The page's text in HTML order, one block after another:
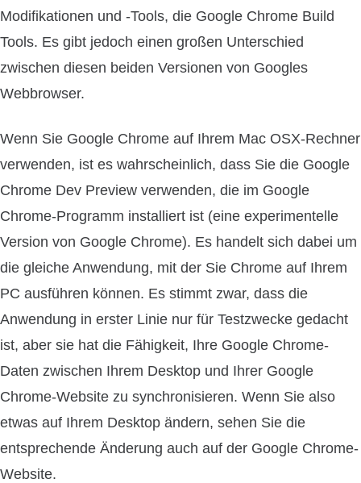
Modifikationen und -Tools, die Google Chrome Build
Tools. Es gibt jedoch einen großen Unterschied
zwischen diesen beiden Versionen von Googles
Webbrowser.
Wenn Sie Google Chrome auf Ihrem Mac OSX-Rechner
verwenden, ist es wahrscheinlich, dass Sie die Google
Chrome Dev Preview verwenden, die im Google
Chrome-Programm installiert ist (eine experimentelle
Version von Google Chrome). Es handelt sich dabei um
die gleiche Anwendung, mit der Sie Chrome auf Ihrem
PC ausführen können. Es stimmt zwar, dass die
Anwendung in erster Linie nur für Testzwecke gedacht
ist, aber sie hat die Fähigkeit, Ihre Google Chrome-
Daten zwischen Ihrem Desktop und Ihrer Google
Chrome-Website zu synchronisieren. Wenn Sie also
etwas auf Ihrem Desktop ändern, sehen Sie die
entsprechende Änderung auch auf der Google Chrome-
Website.